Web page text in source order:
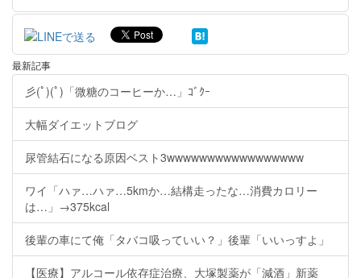
最新記事
彡(ﾟ)(ﾟ)「微糖のコーヒーか…」ｺﾞｸｰ
大幅ダイエットブログ
尿管結石になる原因ベスト3wwwwwwwwwwwwwwwww
ワイ「ハァ…ハァ…5kmか…結構走ったな…消費カロリー
は…」→375kcal
後輩の車にて俺「タバコ吸っていい？」後輩「いいっすよ」
【医療】アルコール依存症治療、大塚製薬が「減酒」新薬